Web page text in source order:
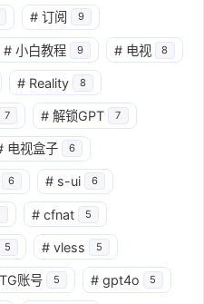
# 订阅 9
# 小白教程 9 # 电视 8
# Reality 8
7 # 解锁GPT 7
电视盒子 6
6 # s-ui 6
# cfnat 5
5 # vless 5
TG账号 5 # gpt4o 5